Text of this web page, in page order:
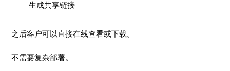
生成共享链接
之后客户可以直接在线查看或下载。
不需要复杂部署。